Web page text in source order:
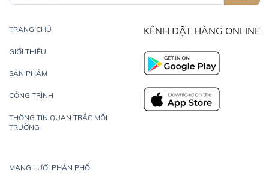
TRANG CHỦ
GIỚI THIỆU
SẢN PHẨM
CÔNG TRÌNH
THÔNG TIN QUAN TRẮC MÔI
TRƯỜNG
MẠNG LƯỚI PHÂN PHỐI
KÊNH ĐẶT HÀNG ONLINE